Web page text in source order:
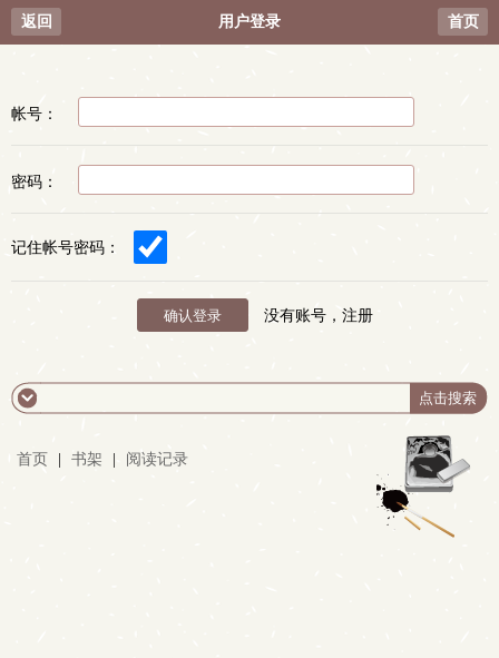
返回 用户登录 首页
帐号：
密码：
记住帐号密码：
没有账号，注册
首页 书架 阅读记录